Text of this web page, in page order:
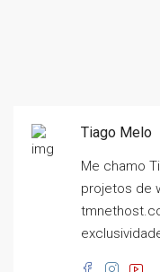
Tiago Melo
Me chamo
projetos de